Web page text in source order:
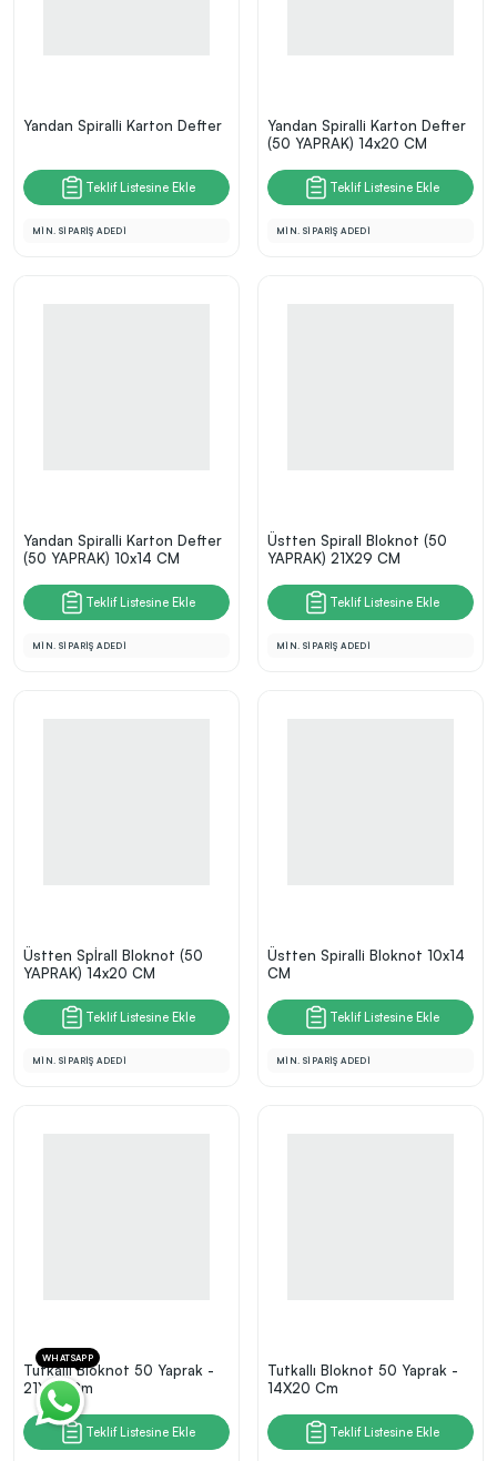
Yandan Spiralli Karton Defter
Teklif Listesine Ekle
MİN. SİPARİŞ ADEDİ
Yandan Spiralli Karton Defter
(50 YAPRAK) 14x20 CM
Teklif Listesine Ekle
MİN. SİPARİŞ ADEDİ
Yandan Spiralli Karton Defter
(50 YAPRAK) 10x14 CM
Teklif Listesine Ekle
MİN. SİPARİŞ ADEDİ
Üstten Spirall Bloknot (50
YAPRAK) 21X29 CM
Teklif Listesine Ekle
MİN. SİPARİŞ ADEDİ
Üstten Spİrall Bloknot (50
YAPRAK) 14x20 CM
Teklif Listesine Ekle
MİN. SİPARİŞ ADEDİ
Üstten Spiralli Bloknot 10x14
CM
Teklif Listesine Ekle
MİN. SİPARİŞ ADEDİ
Tutkallı Bloknot 50 Yaprak -
21X29 Cm
Teklif Listesine Ekle
Tutkallı Bloknot 50 Yaprak -
14X20 Cm
Teklif Listesine Ekle
WHATSAPP